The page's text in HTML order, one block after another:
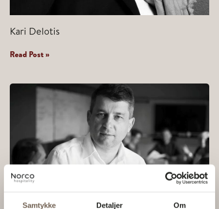
Samtykke Detaljer Om
Kari Delotis
Kari
Read Post »